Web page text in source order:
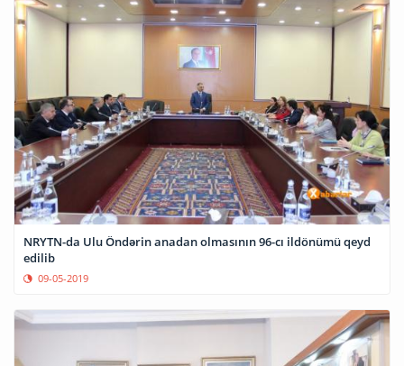
NRYTN-da Ulu Öndərin anadan olmasının 96-cı ildönümü qeyd
edilib
09-05-2019